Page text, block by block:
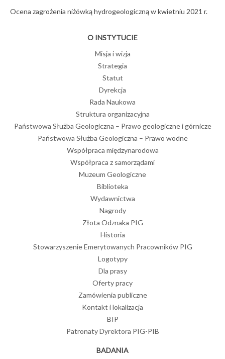
Ocena zagrożenia niżówką hydrogeologiczną w kwietniu 2021 r.
O INSTYTUCIE
Misja i wizja
Strategia
Statut
Dyrekcja
Rada Naukowa
Struktura organizacyjna
Państwowa Służba Geologiczna – Prawo geologiczne i górnicze
Państwowa Służba Geologiczna – Prawo wodne
Współpraca międzynarodowa
Współpraca z samorządami
Muzeum Geologiczne
Biblioteka
Wydawnictwa
Nagrody
Złota Odznaka PIG
Historia
Stowarzyszenie Emerytowanych Pracowników PIG
Logotypy
Dla prasy
Oferty pracy
Zamówienia publiczne
Kontakt i lokalizacja
BIP
Patronaty Dyrektora PIG-PIB
BADANIA